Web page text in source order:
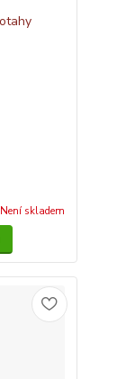
Není skladem